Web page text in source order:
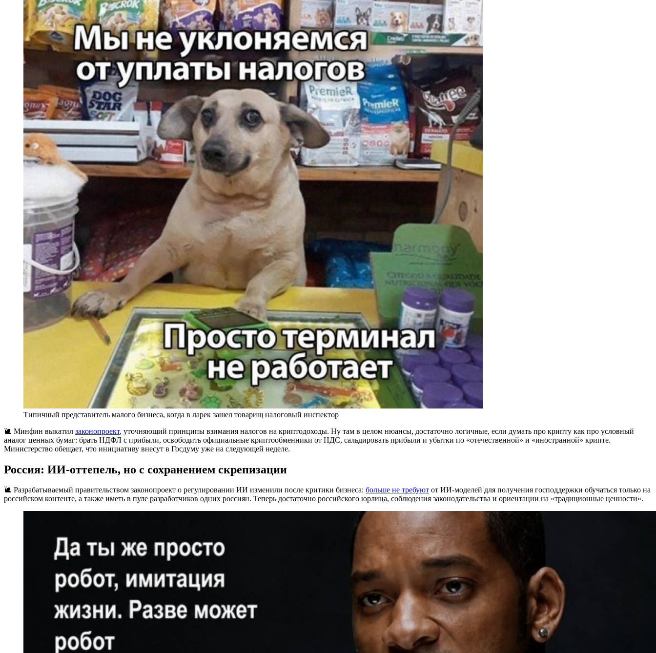
Типичный представитель малого бизнеса, когда в ларек зашел товарищ налоговый инспектор
🐌 Минфин выкатил законопроект, уточняющий принципы взимания налогов на криптодоходы. Ну там в целом нюансы, достаточно логичные, если думать про крипту как про условный
аналог ценных бумаг: брать НДФЛ с прибыли, освободить официальные криптообменники от НДС, сальдировать прибыли и убытки по «отечественной» и «иностранной» крипте.
Министерство обещает, что инициативу внесут в Госдуму уже на следующей неделе.
Россия: ИИ-оттепель, но с сохранением скрепизации
🐌 Разрабатываемый правительством законопроект о регулировании ИИ изменили после критики бизнеса: больше не требуют от ИИ-моделей для получения господдержки обучаться только на
российском контенте, а также иметь в пуле разработчиков одних россиян. Теперь достаточно российского юрлица, соблюдения законодательства и ориентации на «традиционные ценности».